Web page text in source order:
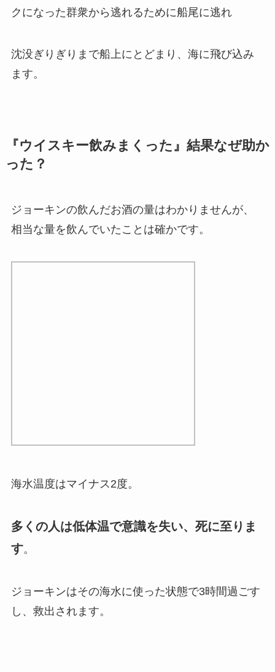
クになった群衆から逃れるために船尾に逃れ
沈没ぎりぎりまで船上にとどまり、海に飛び込み
ます。
『ウイスキー飲みまくった』結果なぜ助か
った？
ジョーキンの飲んだお酒の量はわかりませんが、
相当な量を飲んでいたことは確かです。
海水温度はマイナス2度。
多くの人は低体温で意識を失い、死に至りま
す。
ジョーキンはその海水に使った状態で3時間過ごす
し、救出されます。